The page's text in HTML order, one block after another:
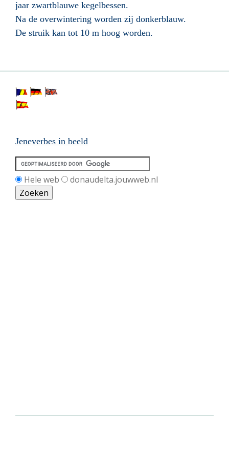
jaar zwartblauwe kegelbessen.
Na de overwintering worden zij donkerblauw.
De struik kan tot 10 m hoog worden.
Jeneverbes in beeld
Hele web donaudelta.jouwweb.nl